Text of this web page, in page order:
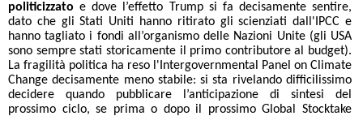
politicizzato e dove l’effetto Trump si fa decisamente sentire,
dato che gli Stati Uniti hanno ritirato gli scienziati dall'IPCC e
hanno tagliato i fondi all’organismo delle Nazioni Unite (gli USA
sono sempre stati storicamente il primo contributore al budget).
La fragilità politica ha reso l'Intergovernmental Panel on Climate
Change decisamente meno stabile: si sta rivelando difficilissimo
decidere quando pubblicare l’anticipazione di sintesi del
prossimo ciclo, se prima o dopo il prossimo Global Stocktake